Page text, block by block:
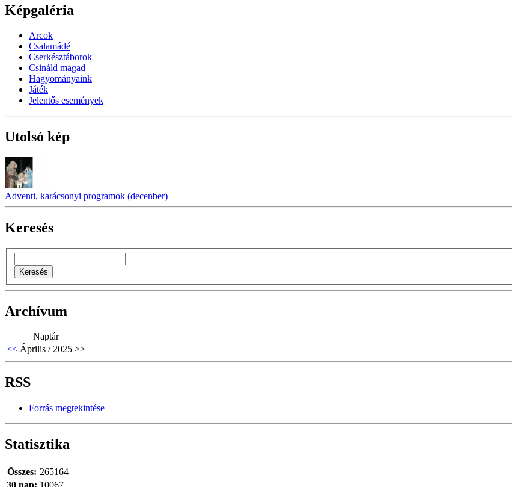
Képgaléria
Arcok
Csalamádé
Cserkésztáborok
Csináld magad
Hagyományaink
Játék
Jelentős események
Utolsó kép
Adventi, karácsonyi programok (decenber)
Keresés
Archívum
Naptár
<< Április / 2025 >>
RSS
Forrás megtekintése
Statisztika
Összes: 265164
30 nap: 10067